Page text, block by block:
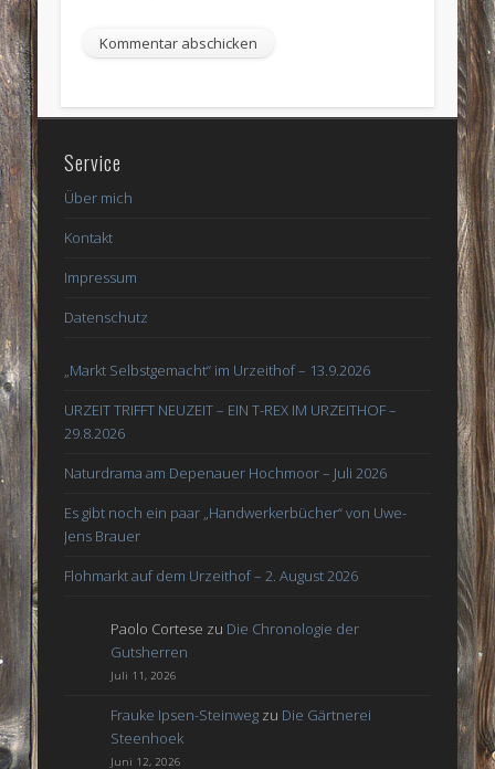
Service
Über mich
Kontakt
Impressum
Datenschutz
„Markt Selbstgemacht“ im Urzeithof – 13.9.2026
URZEIT TRIFFT NEUZEIT – EIN T-REX IM URZEITHOF –
29.8.2026
Naturdrama am Depenauer Hochmoor – Juli 2026
Es gibt noch ein paar „Handwerkerbücher“ von Uwe-
Jens Brauer
Flohmarkt auf dem Urzeithof – 2. August 2026
Paolo Cortese zu Die Chronologie der
Gutsherren
Juli 11, 2026
Frauke Ipsen-Steinweg zu Die Gärtnerei
Steenhoek
Juni 12, 2026